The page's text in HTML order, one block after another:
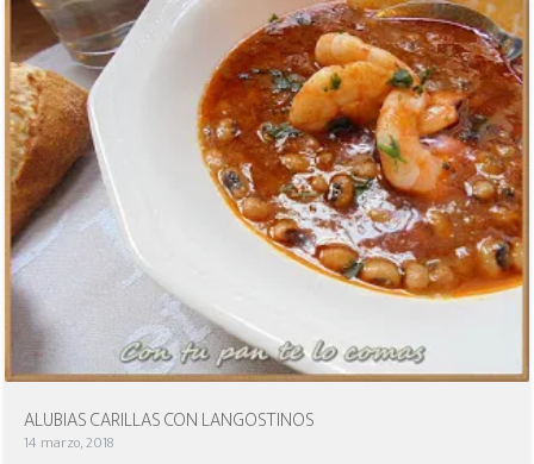
ALUBIAS CARILLAS CON LANGOSTINOS
14 marzo, 2018